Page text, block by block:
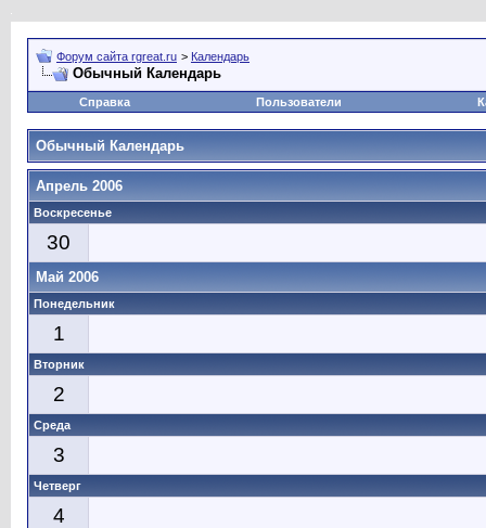
Форум сайта rgreat.ru > Календарь
Обычный Календарь
Справка Пользователи
Обычный Календарь
Апрель 2006
Воскресенье
30
Май 2006
Понедельник
1
Вторник
2
Среда
3
Четверг
4